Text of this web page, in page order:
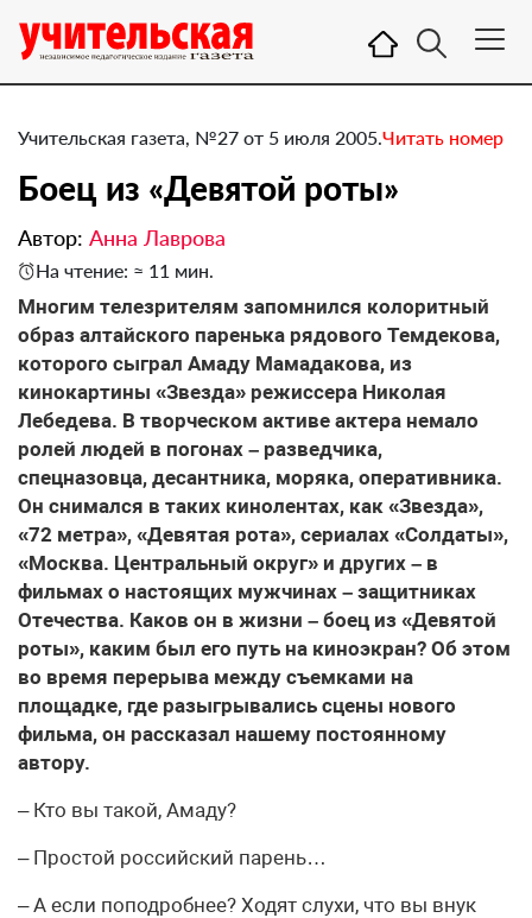
Учительская газета, №27 от 5 июля 2005.Читать номер
Боец из «Девятой роты»
Автор: Анна Лаврова
На чтение: ≈ 11 мин.
Многим телезрителям запомнился колоритный
образ алтайского паренька рядового Темдекова,
которого сыграл Амаду Мамадакова, из
кинокартины «Звезда» режиссера Николая
Лебедева. В творческом активе актера немало
ролей людей в погонах – разведчика,
спецназовца, десантника, моряка, оперативника.
Он снимался в таких кинолентах, как «Звезда»,
«72 метра», «Девятая рота», сериалах «Солдаты»,
«Москва. Центральный округ» и других – в
фильмах о настоящих мужчинах – защитниках
Отечества. Каков он в жизни – боец из «Девятой
роты», каким был его путь на киноэкран? Об этом
во время перерыва между съемками на
площадке, где разыгрывались сцены нового
фильма, он рассказал нашему постоянному
автору.
– Кто вы такой, Амаду?
– Простой российский парень…
– А если поподробнее? Ходят слухи, что вы внук